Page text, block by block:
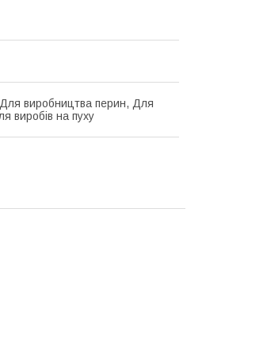
виробництва перин, Для
виробів на пуху